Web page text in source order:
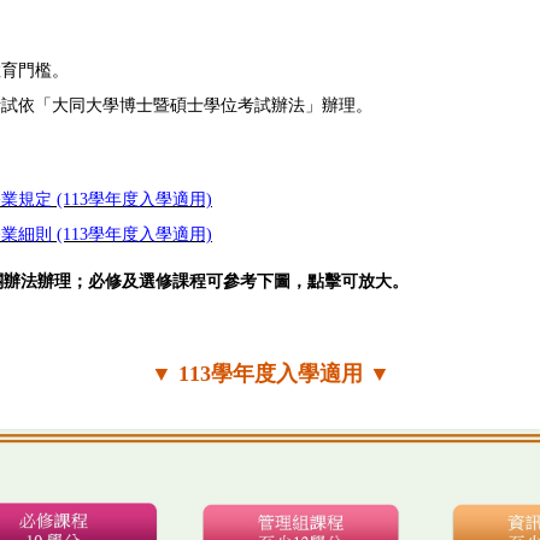
門檻。
依「大同大學博士暨碩士學位考試辦法」辦理。
規定 (113學年度入學適用)
細則 (113學年度入學適用)
法辦理；必修及選修課程可參考下圖，點擊可放大。
▼ 113學年度入學適用 ▼